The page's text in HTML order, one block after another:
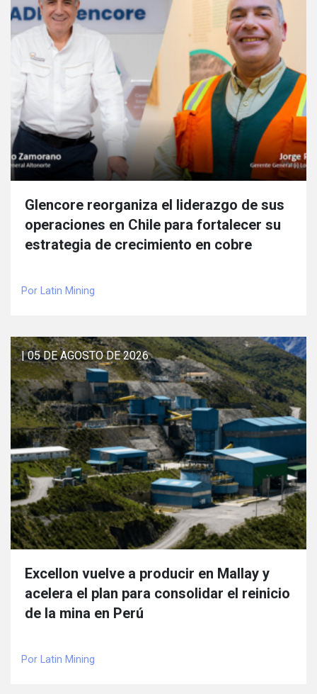
Glencore reorganiza el liderazgo de sus
operaciones en Chile para fortalecer su
estrategia de crecimiento en cobre
Por Latin Mining
| 05 DE AGOSTO DE 2026
Excellon vuelve a producir en Mallay y
acelera el plan para consolidar el reinicio
de la mina en Perú
Por Latin Mining